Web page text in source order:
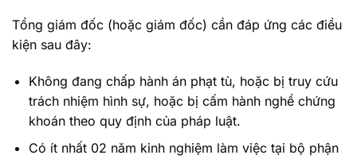
Tổng giám đốc (hoặc giám đốc) cần đáp ứng các điều
kiện sau đây:
Không đang chấp hành án phạt tù, hoặc bị truy cứu
trách nhiệm hình sự, hoặc bị cấm hành nghề chứng
khoán theo quy định của pháp luật.
Có ít nhất 02 năm kinh nghiệm làm việc tại bộ phận